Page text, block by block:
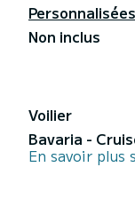
Personnalisées
Non inclus
Voilier
Bavaria -
En savoir plus